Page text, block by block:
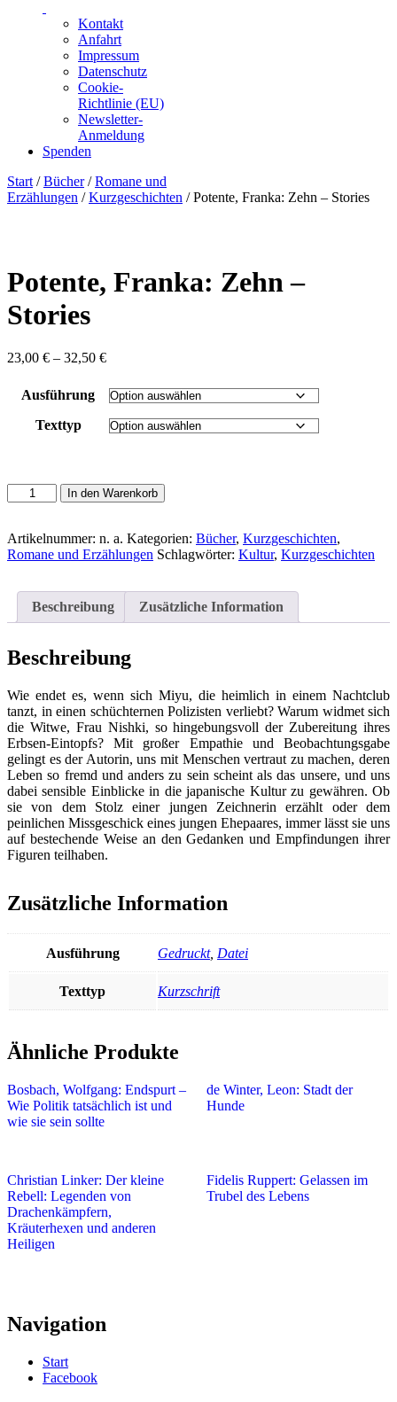
Kontakt
Anfahrt
Impressum
Datenschutz
Cookie-
Richtlinie (EU)
Newsletter-
Anmeldung
Spenden
Skip
to
Start /Bücher/Romane und
Erzählungen /Kurzgeschichten / Potente, Franka: Zehn – Stories
Potente, Franka: Zehn –
Stories
23,00 € – 32,50 €Preisspanne:
bis
32,50 €
Ausführung
Texttyp
Potente,
Franka:
-
Stories
In den Warenkorb
Artikelnummer: n. a. Kategorien: Bücher, Kurzgeschichten,
Romane und Erzählungen Schlagwörter: Kultur, Kurzgeschichten
Beschreibung Zusätzliche Information
Beschreibung
Wie endet es, wenn sich Miyu, die heimlich in einem Nachtclub
tanzt, in einen schüchternen Polizisten verliebt? Warum widmet sich
die Witwe, Frau Nishki, so hingebungsvoll der Zubereitung ihres
Erbsen-Eintopfs? Mit großer Empathie und Beobachtungsgabe
gelingt es der Autorin, uns mit Menschen vertraut zu machen, deren
Leben so fremd und anders zu sein scheint als das unsere, und uns
dabei sensible Einblicke in die japanische Kultur zu gewähren. Ob
sie von dem Stolz einer jungen Zeichnerin erzählt oder dem
peinlichen Missgeschick eines jungen Ehepaares, immer lässt sie uns
auf bestechende Weise an den Gedanken und Empfindungen ihrer
Figuren teilhaben.
Zusätzliche Information
Ausführung Gedruckt, Datei
Texttyp Kurzschrift
Ähnliche Produkte
Bosbach, Wolfgang: Endspurt –
Wie Politik tatsächlich ist und
wie sie sein sollte
de Winter, Leon: Stadt der
Hunde
Christian Linker: Der kleine
Rebell: Legenden von
Drachenkämpfern,
Kräuterhexen und anderen
Heiligen
Fidelis Ruppert: Gelassen im
Trubel des Lebens
Navigation
Start
Facebook